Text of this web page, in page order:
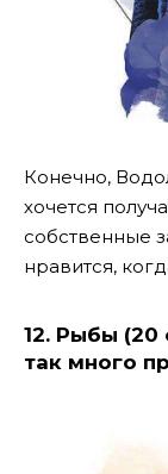
Конечно,
хочется
собственные
нравится,
12. Рыбы (20
так много